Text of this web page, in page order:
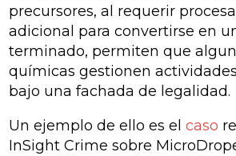
precursores, al requerir
adicional para convertirse en
terminado, permiten que
químicas gestionen
bajo una fachada de legalidad.
Un ejemplo de ello es elcaso
InSight Crime sobre